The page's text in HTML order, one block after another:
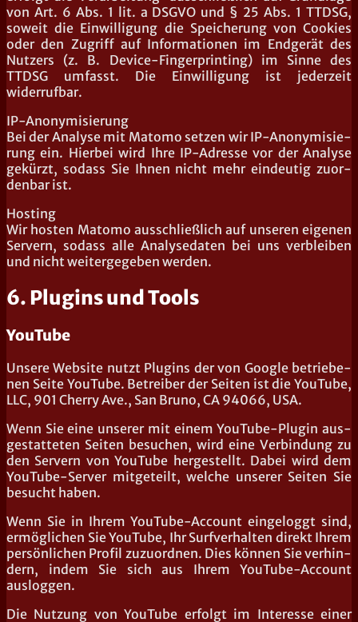
von Art. 6 Abs. 1 lit. a DSGVO und § 25 Abs. 1 TTDSG,
soweit die Ein­wil­li­gung die Spei­che­rung von Coo­kies
oder den Zugriff auf Infor­ma­tio­nen im End­ge­rät des
Nut­zers (z. B. Device-Fin­ger­prin­ting) im Sin­ne des
TTDSG umfasst. Die Ein­wil­li­gung ist jeder­zeit
widerrufbar.
IP-Anony­mi­sie­rung
Bei der Ana­ly­se mit Mato­mo set­zen wir IP-Anony­mi­sie­
rung ein. Hier­bei wird Ihre IP-Adres­se vor der Ana­ly­se
gekürzt, sodass Sie Ihnen nicht mehr ein­deu­tig zuor­
den­bar ist.
Hos­ting
Wir hos­ten Mato­mo aus­schließ­lich auf unse­ren eige­nen
Ser­vern, sodass alle Ana­ly­se­da­ten bei uns ver­blei­ben
und nicht wei­ter­ge­ge­ben werden.
6. Plugins und Tools
YouTube
Unse­re Web­site nutzt Plug­ins der von Goog­le betrie­be­
nen Sei­te You­Tube. Betrei­ber der Sei­ten ist die You­Tube,
LLC, 901 Cher­ry Ave., San Bru­no, CA 94066, USA.
Wenn Sie eine unse­rer mit einem You­Tube-Plug­in aus­
ge­stat­te­ten Sei­ten besu­chen, wird eine Ver­bin­dung zu
den Ser­vern von You­Tube her­ge­stellt. Dabei wird dem
You­Tube-Ser­ver mit­ge­teilt, wel­che unse­rer Sei­ten Sie
besucht haben.
Wenn Sie in Ihrem You­Tube-Account ein­ge­loggt sind,
ermög­li­chen Sie You­Tube, Ihr Surf­ver­hal­ten direkt Ihrem
per­sön­li­chen Pro­fil zuzu­ord­nen. Dies kön­nen Sie ver­hin­
dern, indem Sie sich aus Ihrem You­Tube-Account
ausloggen.
Die Nut­zung von You­Tube erfolgt im Inter­es­se einer